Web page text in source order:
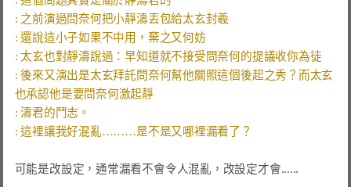
: 後來又演出是太玄拜託問奈何幫他關照這個後起之秀？而太玄
可能是改設定，通常漏看不會令人混亂，改設定才會......